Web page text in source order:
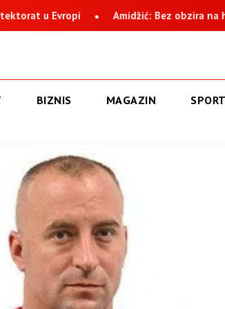
na histeriju i nervozu, Suljagić i institucija na
BIZNIS MAGAZIN SPORT